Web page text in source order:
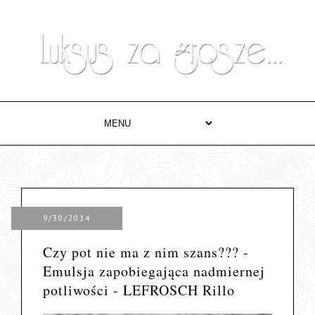
9/30/2014
Czy pot nie ma z nim szans??? -
Emulsja zapobiegająca nadmiernej
potliwości - LEFROSCH Rillo